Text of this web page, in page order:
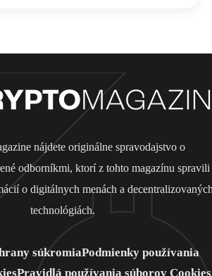
nájdete originálne spravodajstvo o
odborníkmi, ktorí z tohto magazínu spravili
o digitálnych menách a
technológiách.
súkromiaPodmienky používania
Pravidlá používania súborov Cookies